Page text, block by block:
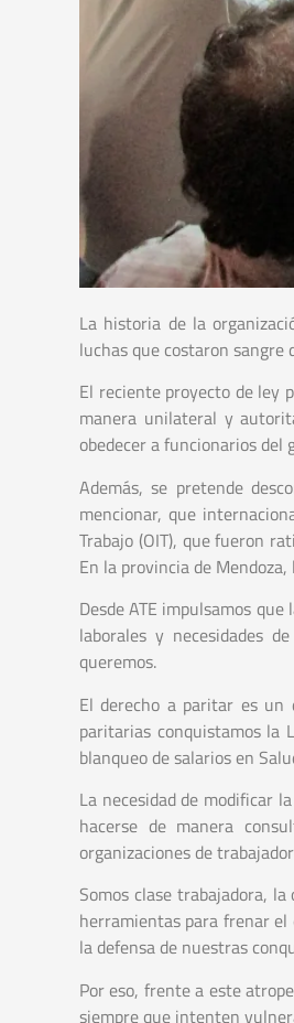
La historia de la
luchas que costaron sangre
El reciente proyecto de ley
manera unilateral y
obedecer a funcionarios
Además, se pretende
mencionar, que
Trabajo (OIT), que fueron
En la provincia de
Desde ATE impulsamos
laborales y necesidades
queremos.
El derecho a paritar es un
paritarias conquistamos la
blanqueo de salarios en
La necesidad de modificar
hacerse de manera
organizaciones de
Somos clase trabajadora,
herramientas para frenar el
la defensa de nuestras
Por eso, frente a este
siempre que intenten